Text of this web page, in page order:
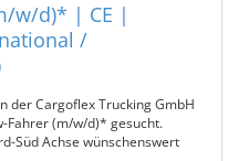
w/d)* | CE |
/
der Cargoflex Trucking GmbH
Fahrer (m/w/d)* gesucht.
Süd Achse wünschenswert